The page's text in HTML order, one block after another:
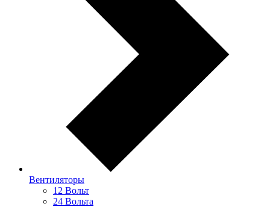
Вентиляторы
12 Вольт
24 Вольта